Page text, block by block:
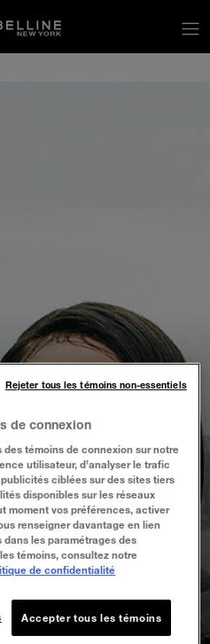
de connexion
témoins de connexion sur notre
utilisateur, d’analyser le trafic
ciblées sur des sites tiers
disponibles sur les réseaux
moment vos préférences, activer
renseigner davantage en lien
les paramétrages des
témoins, consultez notre
de confidentialité
Accepter tous les témoins
Rejeter tous les témoins non-essentiels